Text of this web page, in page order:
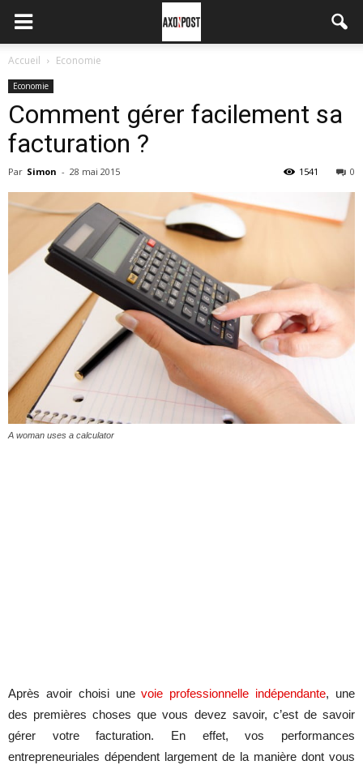
Accueil Economie
Economie
Comment gérer facilement sa
facturation ?
Par Simon - 28 mai 2015 0
1541
A woman uses a calculator
Après avoir choisi unevoie professionnelle indépendante, une
des premières choses que vous devez savoir, c’est de savoir
gérer votre facturation. En effet, vos performances
entrepreneuriales dépendent largement de la manière dont vous